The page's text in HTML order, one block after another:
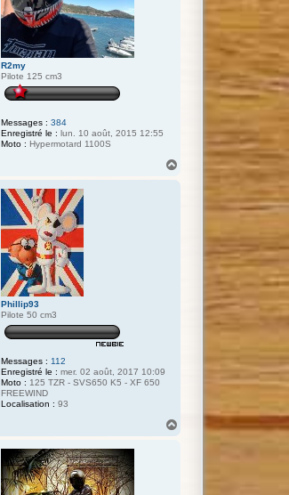
R2my
Pilote 125 cm3
Messages : 384
Enregistré le : lun. 10 août, 2015 12:55
Moto : Hypermotard 1100S
Phillip93
Pilote 50 cm3
Messages : 112
Enregistré le : mer. 02 août, 2017 10:09
Moto : 125 TZR - SVS650 K5 - XF 650
FREEWIND
Localisation : 93